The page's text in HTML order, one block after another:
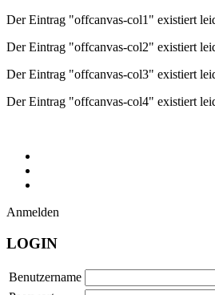
Der Eintrag "offcanvas-col1" existiert
Der Eintrag "offcanvas-col2" existiert
Der Eintrag "offcanvas-col3" existiert
Der Eintrag "offcanvas-col4" existiert
Anmelden
LOGIN
Benutzername